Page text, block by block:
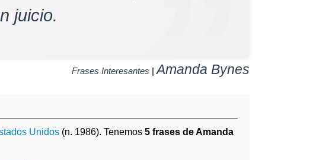
juicio.
Frases Interesantes |Amanda Bynes
Unidos (n. 1986). Tenemos 5 frases de Amanda